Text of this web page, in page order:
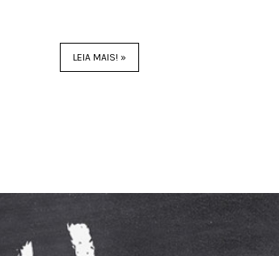
LEIA MAIS! »